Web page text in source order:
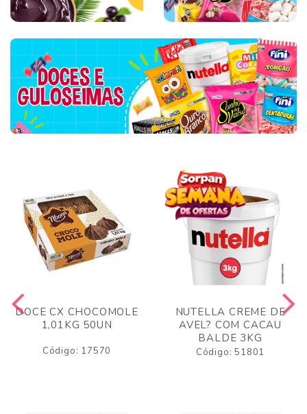
DOCE CX CHOCOMOLE
1,01KG 50UN
Código: 17570
NUTELLA CREME DE
AVEL? COM CACAU
BALDE 3KG
Código: 51801